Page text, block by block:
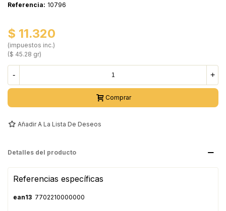
Referencia: 10796
$ 11.320
(impuestos inc.)
($ 45.28 gr)
- +
Comprar
Añadir A La Lista De Deseos
Detalles del producto
Referencias específicas
ean13 7702210000000